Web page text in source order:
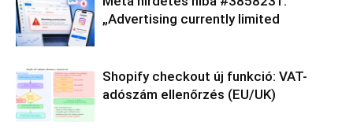
„Advertising currently limited
Shopify checkout új funkció: VAT-
adószám ellenőrzés (EU/UK)